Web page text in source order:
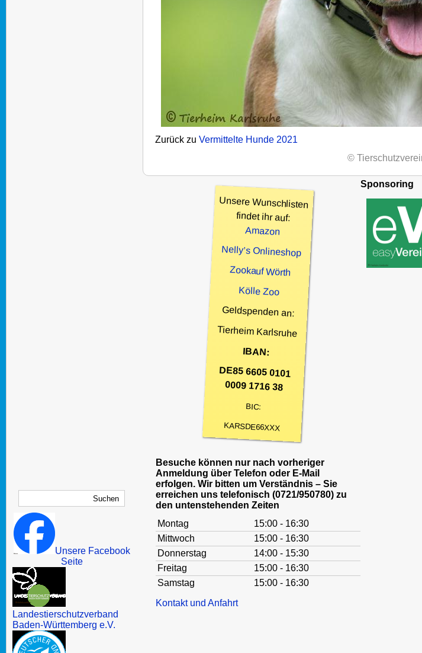
Unsere Facebook
Seite
Landestierschutzverband
Baden-Württemberg e.V.
Zurück zu Vermittelte Hunde 2021
©
Unsere Wunschlisten
findet ihr auf:
Amazon
Nelly’s Onlineshop
Zookauf Wörth
Kölle Zoo
Geldspenden an:
Tierheim Karlsruhe
IBAN:
DE85 6605 0101
0009 1716 38
BIC:
KARSDE66XXX
Besuche können nur nach vorheriger
Anmeldung über Telefon oder E-Mail
erfolgen. Wir bitten um Verständnis – Sie
erreichen uns telefonisch (0721/950780) zu
den untenstehenden Zeiten
Montag
15:00 - 16:30
Mittwoch
15:00 - 16:30
Donnerstag
14:00 - 15:30
Freitag
15:00 - 16:30
Samstag
15:00 - 16:30
Kontakt und Anfahrt
Sponsoring